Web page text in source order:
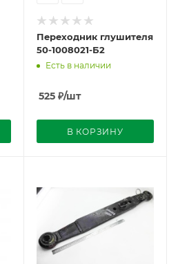
Переходник глушителя
50-1008021-Б2
Есть в наличии
525₽/шт
В КОРЗИНУ